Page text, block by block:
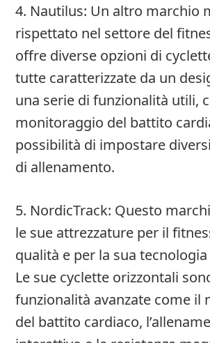
4. Nautilus: Un altro marchio
rispettato nel settore del
offre diverse opzioni di
tutte caratterizzate da un
una serie di funzionalità utili,
monitoraggio del battito
possibilità di impostare
di allenamento.
5. NordicTrack: Questo
le sue attrezzature per il
qualità e per la sua
Le sue cyclette orizzontali
funzionalità avanzate come il
del battito cardiaco,